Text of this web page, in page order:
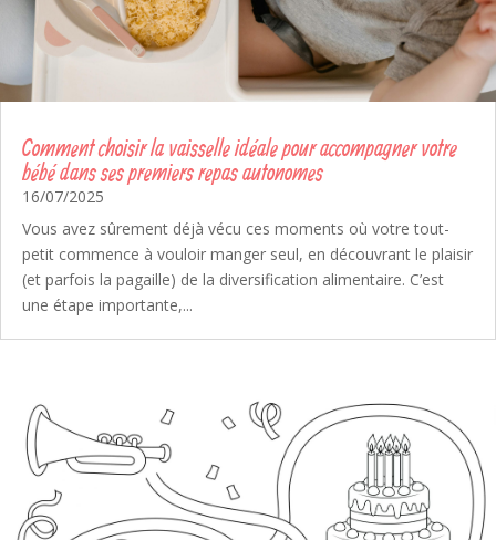
Comment choisir la vaisselle idéale pour accompagner votre
bébé dans ses premiers repas autonomes
16/07/2025
Vous avez sûrement déjà vécu ces moments où votre tout-
petit commence à vouloir manger seul, en découvrant le plaisir
(et parfois la pagaille) de la diversification alimentaire. C’est
une étape importante,...